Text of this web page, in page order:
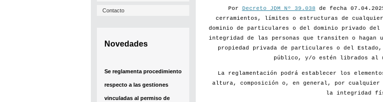
Contacto
Novedades
Se reglamenta procedimiento
respecto a las gestiones
vinculadas al permiso de
Por Decreto JDM Nº 39.038 de fecha
cerramientos, límites o estructuras de
dominio de particulares o del dominio privado
integridad de las personas que transiten o
propiedad privada de particulares o del
público, y/o estén librados al
La reglamentación podrá establecer los
altura, composición o, en general, por
la integridad